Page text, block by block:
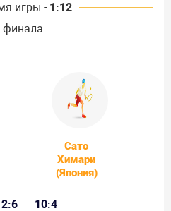
игры - 1:12
финала
Сато
Химари
(Япония)
2:6 10:4